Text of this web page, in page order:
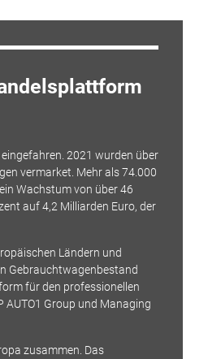
2021 wurden über
vermarket. Mehr als 74.000
Wachstum von über 46
auf 4,2 Milliarden Euro, der
Ländern und
Gebrauchtwagenbestand
für den professionellen
AUTO1 Group und Managing
zusammen. Das